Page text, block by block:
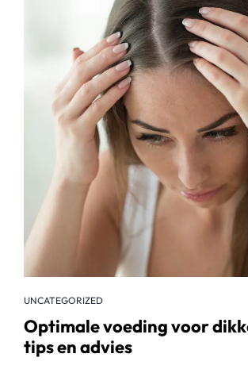
UNCATEGORIZED
Optimale voeding voor
tips en advies